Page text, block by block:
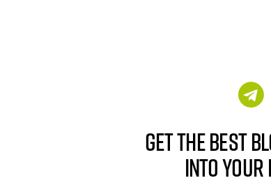
Get the best
into your